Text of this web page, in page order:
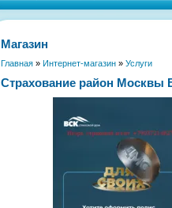
Магазин
Главная » Интернет-магазин » Услуги
Страхование район Москвы